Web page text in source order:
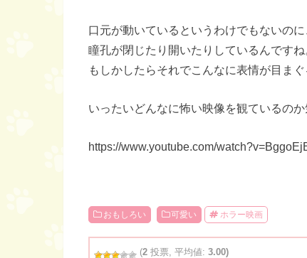
口元が動いているというわけでもないの
瞳孔が閉じたり開いたりしているんですね
もしかしたらそれでこんなに表情が目ま
いったいどんなに怖い映像を観ているの
https://www.youtube.com/
おもしろい 可愛い ホラー映画
(2 投票, 平均値: 3.00)